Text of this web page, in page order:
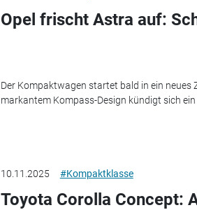
Opel frischt Astra auf:
Der Kompaktwagen startet bald in ein neues
markantem Kompass-Design kündigt sich ein
10.11.2025 #Kompaktklasse
Toyota Corolla Concept: